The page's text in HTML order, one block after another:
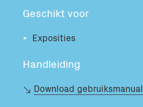
Geschikt voor
Exposities
Handleiding
Download gebruiksmanual